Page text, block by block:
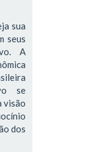
sua
seus
A
se
visão
dos